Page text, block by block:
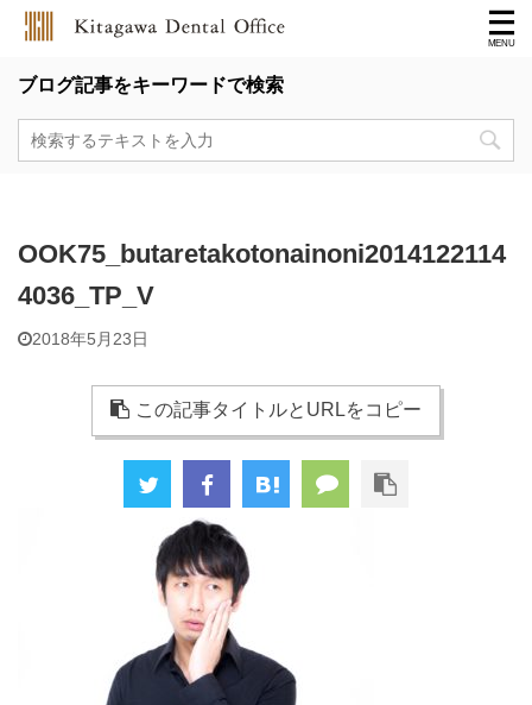
ブログ記事をキーワードで検索
OOK75_butaretakotonainoni2014122114
4036_TP_V
2018年5月23日
この記事タイトルとURLをコピー